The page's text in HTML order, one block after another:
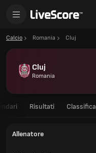
Calcio Romania Cluj
Cluj
Romania
Risultati Classifica
Allenatore